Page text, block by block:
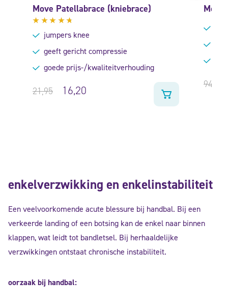
Move Patellabrace (kniebrace)
Gewaardeerd
4.50jumpers knee
geeft gericht compressie
goede prijs-/kwaliteitverhouding
21,95 16,20
Medi
94,95
enkelverzwikking en enkelinstabiliteit
Een veelvoorkomende acute blessure bij handbal. Bij een
verkeerde landing of een botsing kan de enkel naar binnen
klappen, wat leidt tot bandletsel. Bij herhaaldelijke
verzwikkingen ontstaat chronische instabiliteit.
oorzaak bij handbal: